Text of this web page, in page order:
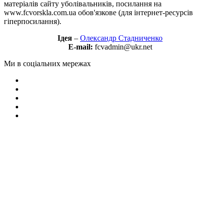
матеріалів сайту уболівальників, посилання на
www.fcvorskla.com.ua обов'язкове (для інтернет-ресурсів
гіперпосилання).
Ідея – Олександр Стадниченко
E-mail: fcvadmin@ukr.net
Ми в соціальних мережах